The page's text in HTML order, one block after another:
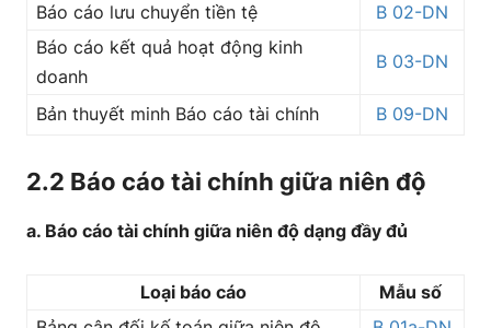
Báo cáo lưu chuyển tiền tệ
B 02-DN
Báo cáo kết quả hoạt động kinh
doanh
B 03-DN
Bản thuyết minh Báo cáo tài chính B 09-DN
2.2 Báo cáo tài chính giữa niên độ
a. Báo cáo tài chính giữa niên độ dạng đầy đủ
Loại báo cáo
Mẫu số